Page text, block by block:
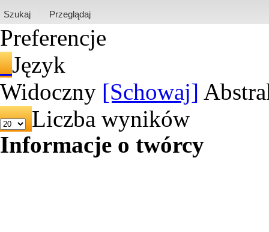
Szukaj Przeglądaj
Preferencje
Język
Widoczny [Schowaj]
Liczba wyników
Informacje o twórcy